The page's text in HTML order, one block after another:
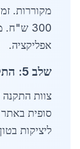
אפליקציה.
שלב 5: התקנה ובדיקה בשטח
סופית
ליציקות